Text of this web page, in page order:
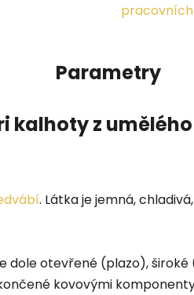
pracovních
Parametry
kalhoty z
. Látka je jemná,
otevřené (plazo),
kovovými